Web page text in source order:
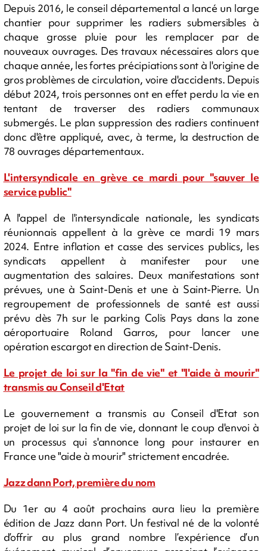
Depuis 2016, le conseil départemental a lancé un large
chantier pour supprimer les radiers submersibles à
chaque grosse pluie pour les remplacer par de
nouveaux ouvrages. Des travaux nécessaires alors que
chaque année, les fortes précipiations sont à l'origine de
gros problèmes de circulation, voire d'accidents. Depuis
début 2024, trois personnes ont en effet perdu la vie en
tentant de traverser des radiers communaux
submergés. Le plan suppression des radiers continuent
donc d'être appliqué, avec, à terme, la destruction de
78 ouvrages départementaux.
L'intersyndicale en grève ce mardi pour "sauver le
service public"
A l'appel de l'intersyndicale nationale, les syndicats
réunionnais appellent à la grève ce mardi 19 mars
2024. Entre inflation et casse des services publics, les
syndicats appellent à manifester pour une
augmentation des salaires. Deux manifestations sont
prévues, une à Saint-Denis et une à Saint-Pierre. Un
regroupement de professionnels de santé est aussi
prévu dès 7h sur le parking Colis Pays dans la zone
aéroportuaire Roland Garros, pour lancer une
opération escargot en direction de Saint-Denis.
Le projet de loi sur la "fin de vie" et "l'aide à mourir"
transmis au Conseil d'Etat
Le gouvernement a transmis au Conseil d'Etat son
projet de loi sur la fin de vie, donnant le coup d'envoi à
un processus qui s'annonce long pour instaurer en
France une "aide à mourir" strictement encadrée.
Jazz dann Port, première du nom
Du 1er au 4 août prochains aura lieu la première
édition de Jazz dann Port. Un festival né de la volonté
d’offrir au plus grand nombre l’expérience d’un